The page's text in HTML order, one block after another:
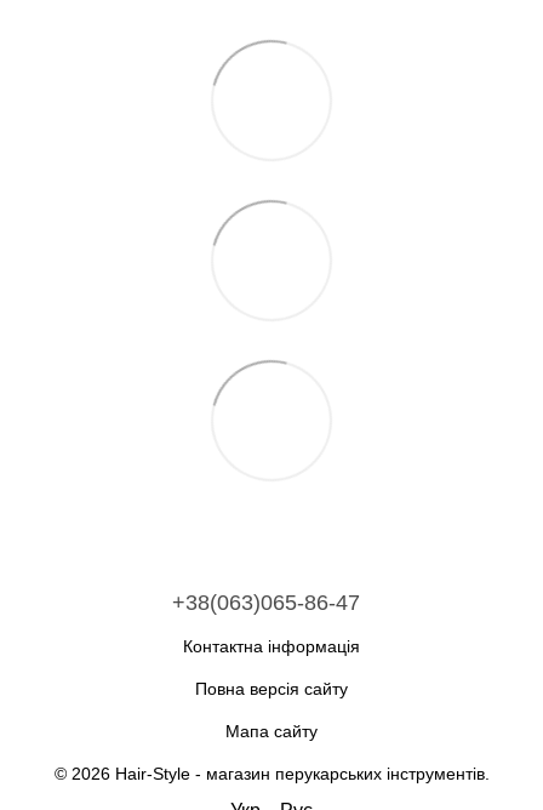
+38(063)065-86-47
Контактна інформація
Повна версія сайту
Мапа сайту
© 2026 Hair-Style - магазин перукарських інструментів.